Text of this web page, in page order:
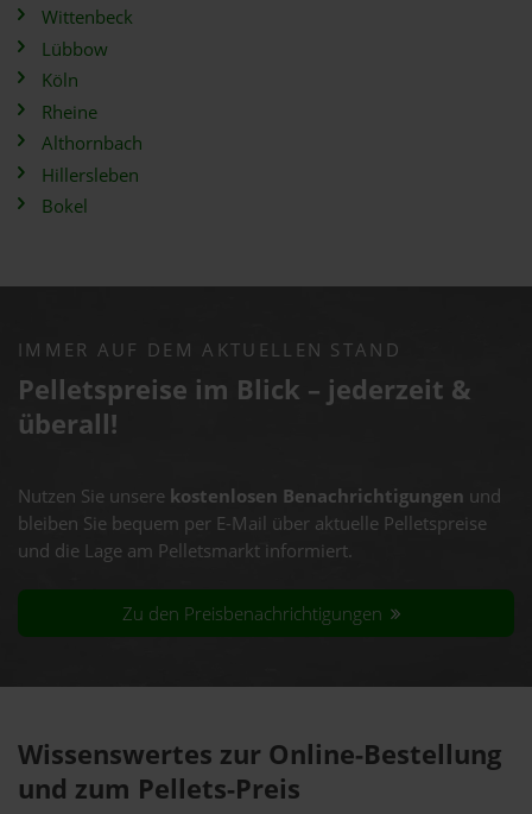
Wittenbeck
Lübbow
Köln
Rheine
Althornbach
Hillersleben
Bokel
IMMER AUF DEM AKTUELLEN STAND
Pelletspreise im Blick – jederzeit &
überall!
Nutzen Sie unsere kostenlosen Benachrichtigungen und
bleiben Sie bequem per E-Mail über aktuelle Pelletspreise
und die Lage am Pelletsmarkt informiert.
Zu den Preisbenachrichtigungen
Wissenswertes zur Online-Bestellung
und zum Pellets-Preis